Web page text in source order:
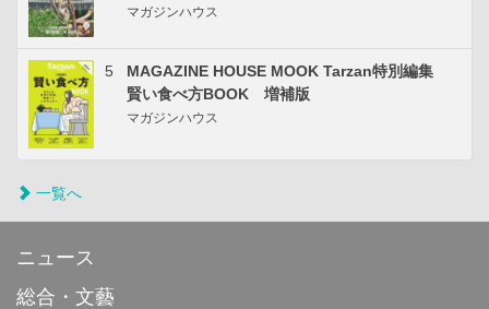
マガジンハウス
5
MAGAZINE HOUSE MOOK Tarzan特別編集
賢い食べ方BOOK 増補版
マガジンハウス
一覧へ
ニュース
総合・文藝